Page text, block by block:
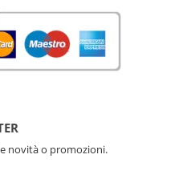
novità o promozioni.